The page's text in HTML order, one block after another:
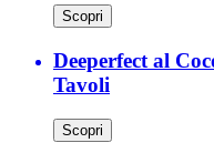
Scopri
Deeperfect al
Tavoli
Scopri